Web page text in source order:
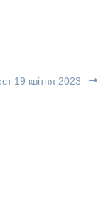
19 квітня 2023